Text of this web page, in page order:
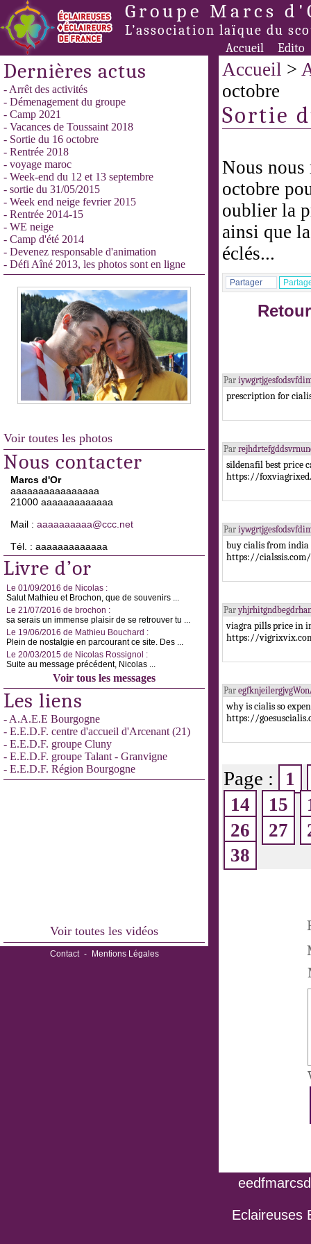
Groupe Marcs
L’association laïque du
Accueil Edito
Dernières actus
- Arrêt des activités
- Démenagement du groupe
- Camp 2021
- Vacances de Toussaint 2018
- Sortie du 16 octobre
- Rentrée 2018
- voyage maroc
- Week-end du 12 et 13 septembre
- sortie du 31/05/2015
- Week end neige fevrier 2015
- Rentrée 2014-15
- WE neige
- Camp d'été 2014
- Devenez responsable d'animation
- Défi Aîné 2013, les photos sont en ligne
Voir toutes les photos
Nous contacter
Marcs d'Or
aaaaaaaaaaaaaaaa
21000 aaaaaaaaaaaaa
Mail : aaaaaaaaaa@ccc.net
Tél. : aaaaaaaaaaaaa
Livre d’or
Le 01/09/2016 de Nicolas :
Salut Mathieu et Brochon, que de souvenirs ...
Le 21/07/2016 de brochon :
sa serais un immense plaisir de se retrouver tu ...
Le 19/06/2016 de Mathieu Bouchard :
Plein de nostalgie en parcourant ce site. Des ...
Le 20/03/2015 de Nicolas Rossignol :
Suite au message précédent, Nicolas ...
Voir tous les messages
Les liens
- A.A.E.E Bourgogne
- E.E.D.F. centre d'accueil d'Arcenant (21)
- E.E.D.F. groupe Cluny
- E.E.D.F. groupe Talant - Granvigne
- E.E.D.F. Région Bourgogne
Voir toutes les vidéos
Contact - Mentions Légales
Accueil >
octobre
Sortie
Nous nous
octobre
oublier la
ainsi que
éclés...
Partager
Par
prescription for
Par
sildenafil best price
https://
Par
buy cialis from
https://cialssis.com/
Par
viagra pills price in
https://
Par
why is cialis so
https://
Page :
1
14
15
26
27
38
Eclaireuses